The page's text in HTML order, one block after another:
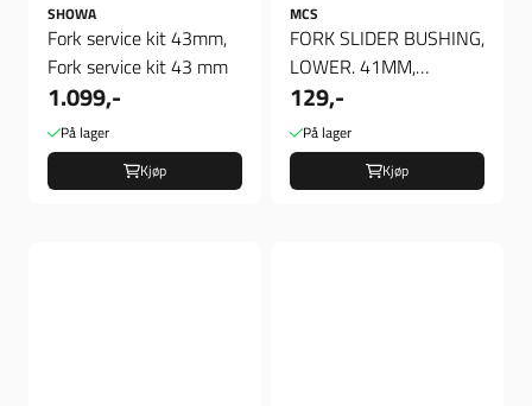
SHOWA
Fork service kit 43mm,
Fork service kit 43 mm
1.099,-
På lager
Kjøp
MCS
FORK SLIDER BUSHING,
LOWER. 41MM,
Gaffelforing Nedre
129,-
På lager
Kjøp